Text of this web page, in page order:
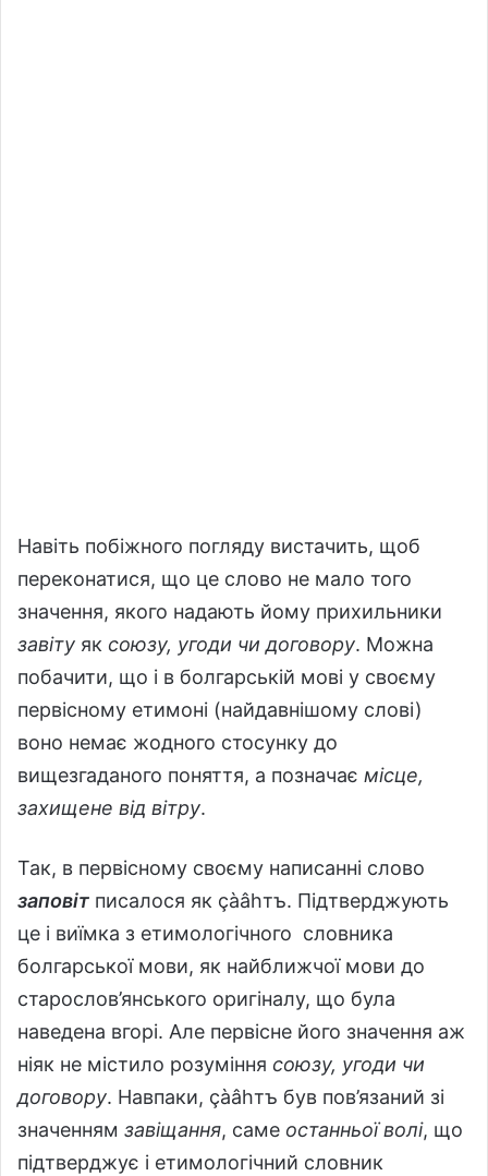
Навіть побіжного погляду вистачить, щоб
переконатися, що це слово не мало того
значення, якого надають йому прихильники
завіту як союзу, угоди чи договору. Можна
побачити, що і в болгарській мові у своєму
первісному етимоні (найдавнішому слові)
воно немає жодного стосунку до
вищезгаданого поняття, а позначає місце,
захищене від вітру.
Так, в первісному своєму написанні слово
заповіт писалося як çàâhтъ. Підтверджують
це і виїмка з етимологічного словника
болгарської мови, як найближчої мови до
старослов’янського оригіналу, що була
наведена вгорі. Але первісне його значення аж
ніяк не містило розуміння союзу, угоди чи
договору. Навпаки, çàâhтъ був пов’язаний зі
значенням завіщання, саме останньої волі, що
підтверджує і етимологічний словник